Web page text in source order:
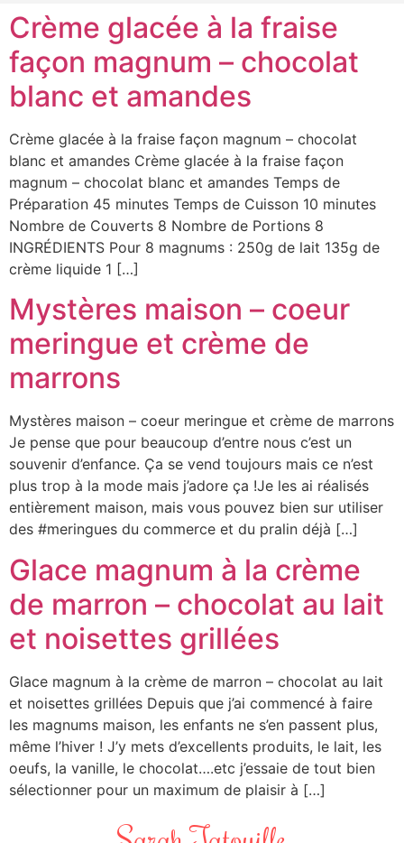
Crème glacée à la fraise
façon magnum – chocolat
blanc et amandes
Crème glacée à la fraise façon magnum – chocolat
blanc et amandes Crème glacée à la fraise façon
magnum – chocolat blanc et amandes Temps de
Préparation 45 minutes Temps de Cuisson 10 minutes
Nombre de Couverts 8 Nombre de Portions 8
INGRÉDIENTS Pour 8 magnums : 250g de lait 135g de
crème liquide 1 […]
Mystères maison – coeur
meringue et crème de
marrons
Mystères maison – coeur meringue et crème de marrons
Je pense que pour beaucoup d’entre nous c’est un
souvenir d’enfance. Ça se vend toujours mais ce n’est
plus trop à la mode mais j’adore ça !Je les ai réalisés
entièrement maison, mais vous pouvez bien sur utiliser
des #meringues du commerce et du pralin déjà […]
Glace magnum à la crème
de marron – chocolat au lait
et noisettes grillées
Glace magnum à la crème de marron – chocolat au lait
et noisettes grillées Depuis que j’ai commencé à faire
les magnums maison, les enfants ne s’en passent plus,
même l’hiver ! J’y mets d’excellents produits, le lait, les
oeufs, la vanille, le chocolat….etc j’essaie de tout bien
sélectionner pour un maximum de plaisir à […]